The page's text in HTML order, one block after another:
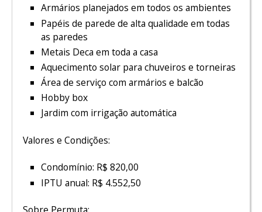
Armários planejados em todos os ambientes
Papéis de parede de alta qualidade em todas
as paredes
Metais Deca em toda a casa
Aquecimento solar para chuveiros e torneiras
Área de serviço com armários e balcão
Hobby box
Jardim com irrigação automática
Valores e Condições:
Condomínio: R$ 820,00
IPTU anual: R$ 4.552,50